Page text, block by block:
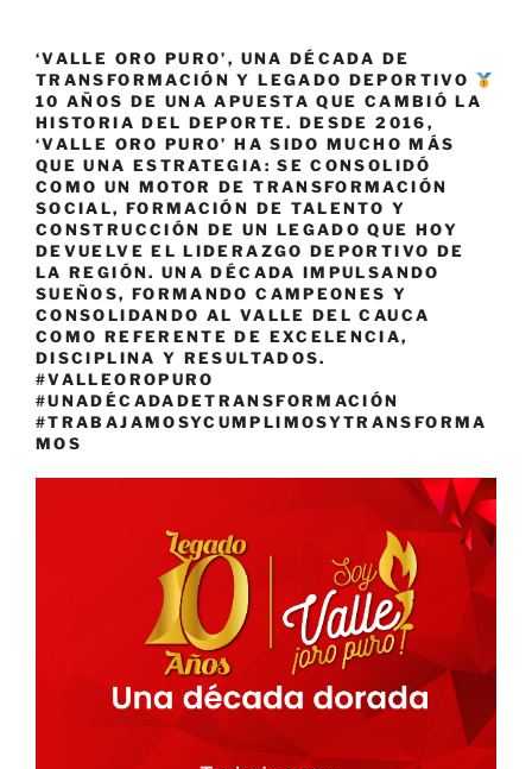
‘VALLE ORO PURO’, UNA DÉCADA DE
TRANSFORMACIÓN Y LEGADO DEPORTIVO
10 AÑOS DE UNA APUESTA QUE CAMBIÓ LA
HISTORIA DEL DEPORTE. DESDE 2016,
‘VALLE ORO PURO’ HA SIDO MUCHO MÁS
QUE UNA ESTRATEGIA: SE CONSOLIDÓ
COMO UN MOTOR DE TRANSFORMACIÓN
SOCIAL, FORMACIÓN DE TALENTO Y
CONSTRUCCIÓN DE UN LEGADO QUE HOY
DEVUELVE EL LIDERAZGO DEPORTIVO DE
LA REGIÓN. UNA DÉCADA IMPULSANDO
SUEÑOS, FORMANDO CAMPEONES Y
CONSOLIDANDO AL VALLE DEL CAUCA
COMO REFERENTE DE EXCELENCIA,
DISCIPLINA Y RESULTADOS.
#VALLEOROPURO
#UNADÉCADADETRANSFORMACIÓN
#TRABAJAMOSYCUMPLIMOSYTRANSFORMA
MOS